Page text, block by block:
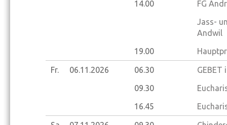
14.00
FG
Jass-
Andwil
19.00
Fr. 06.11.2026 06.30
GEBET
09.30
16.45